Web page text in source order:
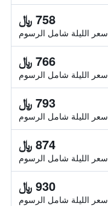
758 ﷼
سعر الليلة شامل الرسوم
766 ﷼
سعر الليلة شامل الرسوم
793 ﷼
سعر الليلة شامل الرسوم
874 ﷼
سعر الليلة شامل الرسوم
930 ﷼
سعر الليلة شامل الرسوم